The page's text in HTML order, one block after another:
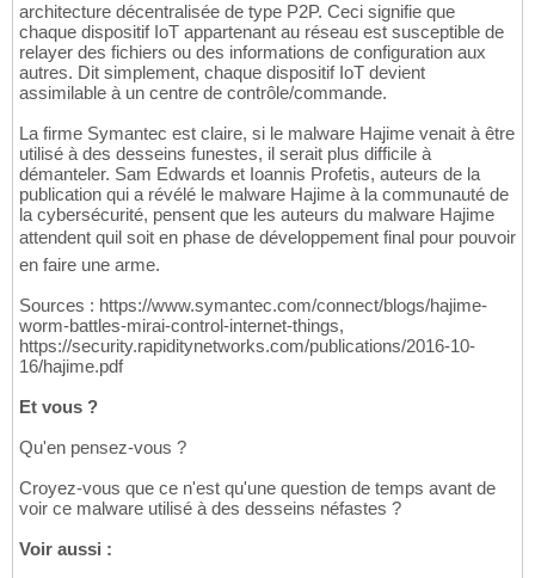
architecture décentralisée de type P2P. Ceci signifie que
chaque dispositif IoT appartenant au réseau est susceptible de
relayer des fichiers ou des informations de configuration aux
autres. Dit simplement, chaque dispositif IoT devient
assimilable à un centre de contrôle/commande.
La firme Symantec est claire, si le malware Hajime venait à être
utilisé à des desseins funestes, il serait plus difficile à
démanteler. Sam Edwards et Ioannis Profetis, auteurs de la
publication qui a révélé le malware Hajime à la communauté de
la cybersécurité, pensent que les auteurs du malware Hajime
attendent quil soit en phase de développement final pour pouvoir
en faire une arme.
Sources : https://www.symantec.com/connect/blogs/hajime-
worm-battles-mirai-control-internet-things,
https://security.rapiditynetworks.com/publications/2016-10-
16/hajime.pdf
Et vous ?
Qu'en pensez-vous ?
Croyez-vous que ce n'est qu'une question de temps avant de
voir ce malware utilisé à des desseins néfastes ?
Voir aussi :